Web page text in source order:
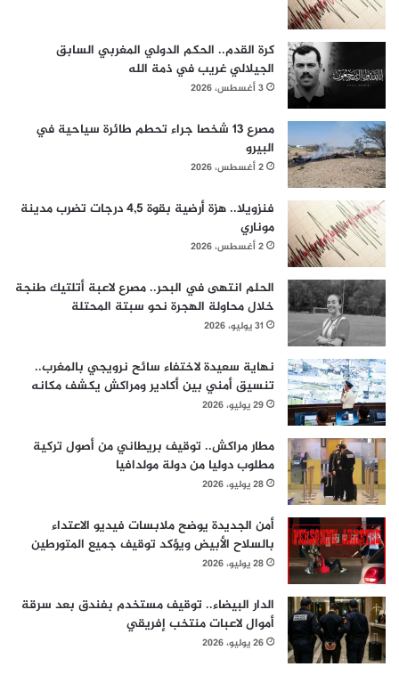
كرة القدم.. الحكم الدولي المغربي السابق
الجيلالي غريب في ذمة الله
3 أغسطس، 2026
مصرع 13 شخصا جراء تحطم طائرة سياحية في
البيرو
2 أغسطس، 2026
فنزويلا.. هزة أرضية بقوة 4,5 درجات تضرب مدينة
موناري
2 أغسطس، 2026
الحلم انتهى في البحر.. مصرع لاعبة أتلتيك طنجة
خلال محاولة الهجرة نحو سبتة المحتلة
31 يوليو، 2026
نهاية سعيدة لاختفاء سائح نرويجي بالمغرب..
تنسيق أمني بين أكادير ومراكش يكشف مكانه
29 يوليو، 2026
مطار مراكش.. توقيف بريطاني من أصول تركية
مطلوب دوليا من دولة مولدافيا
28 يوليو، 2026
أمن الجديدة يوضح ملابسات فيديو الاعتداء
بالسلاح الأبيض ويؤكد توقيف جميع المتورطين
28 يوليو، 2026
الدار البيضاء.. توقيف مستخدم بفندق بعد سرقة
أموال لاعبات منتخب إفريقي
26 يوليو، 2026